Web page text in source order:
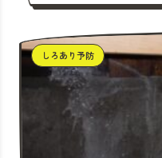
しろあり予防